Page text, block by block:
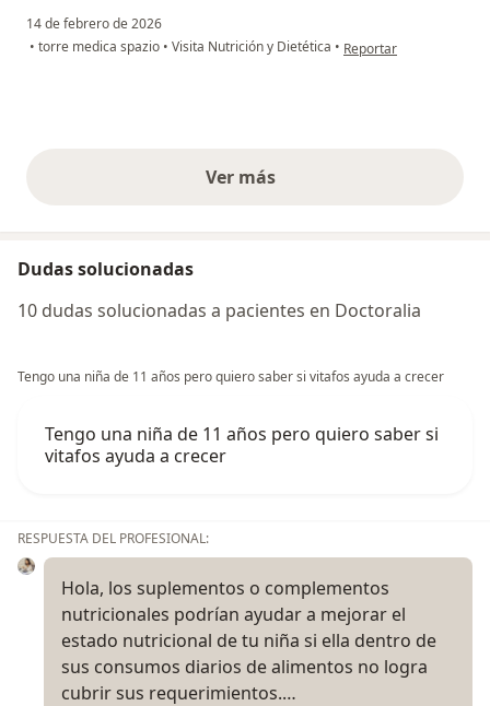
14 de febrero de 2026
• torre medica spazio • Visita Nutrición y Dietética • en opinión del usuario J.J
Reportar
Ver másopiniones anteriores
Dudas solucionadas
10 dudas solucionadas a pacientes en Doctoralia
Tengo una niña de 11 años pero quiero saber si vitafos ayuda a crecer
Tengo una niña de 11 años pero quiero saber si
vitafos ayuda a crecer
RESPUESTA DEL PROFESIONAL:
Hola, los suplementos o complementos
nutricionales podrían ayudar a mejorar el
estado nutricional de tu niña si ella dentro de
sus consumos diarios de alimentos no logra
cubrir sus requerimientos.…